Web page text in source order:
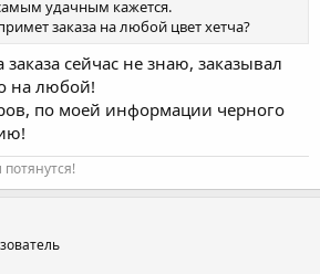
удачным кажется.
заказа на любой цвет хетча?
сейчас не знаю, заказывал
на любой!
по моей информации черного